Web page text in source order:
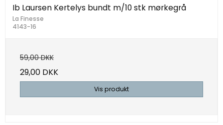
Ib Laursen Kertelys bundt m/10 stk mørkegrå
La Finesse
4143-16
59,00 DKK
29,00 DKK
Vis produkt